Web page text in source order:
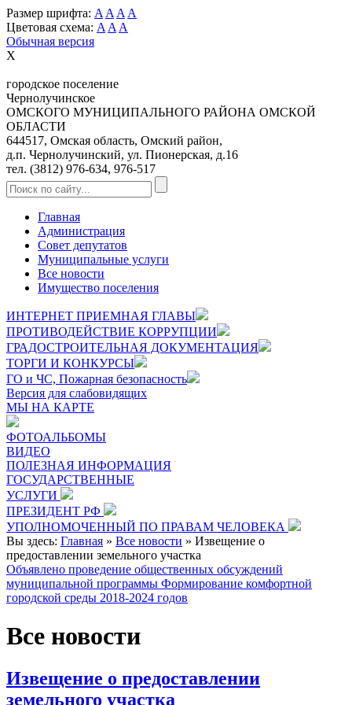
Размер шрифта: A A A A
Цветовая схема: A A A
Обычная версия
X
городское поселение
Чернолучинское
ОМСКОГО МУНИЦИПАЛЬНОГО РАЙОНА ОМСКОЙ
ОБЛАСТИ
644517, Омская область, Омский район,
д.п. Чернолучинский, ул. Пионерская, д.16
тел. (3812) 976-634, 976-517
Главная
Администрация
Совет депутатов
Муниципальные услуги
Все новости
Имущество поселения
ИНТЕРНЕТ ПРИЕМНАЯ ГЛАВЫ
ПРОТИВОДЕЙСТВИЕ КОРРУПЦИИ
ГРАДОСТРОИТЕЛЬНАЯ ДОКУМЕНТАЦИЯ
ТОРГИ И КОНКУРСЫ
ГО и ЧС, Пожарная безопасность
Версия для слабовидящих
МЫ НА КАРТЕ
ФОТОАЛЬБОМЫ
ВИДЕО
ПОЛЕЗНАЯ ИНФОРМАЦИЯ
ГОСУДАРСТВЕННЫЕ
УСЛУГИ
ПРЕЗИДЕНТ РФ
УПОЛНОМОЧЕННЫЙ ПО ПРАВАМ ЧЕЛОВЕКА
Вы здесь: Главная » Все новости » Извещение о
предоставлении земельного участка
Объявлено проведение общественных обсуждений
муниципальной программы Формирование комфортной
городской среды 2018-2024 годов
Все новости
Извещение о предоставлении
земельного участка